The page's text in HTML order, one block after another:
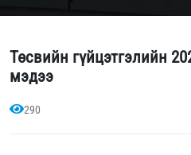
Төсвийн гүйцэтгэлийн
мэдээ
290